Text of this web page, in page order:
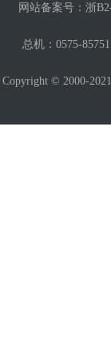
网站备案号： 浙
总机：0575-
Copyright © 2000-2021